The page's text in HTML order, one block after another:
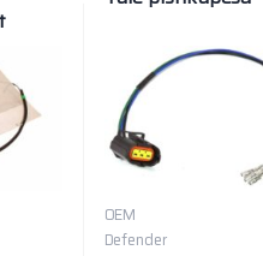
OEM
Defender